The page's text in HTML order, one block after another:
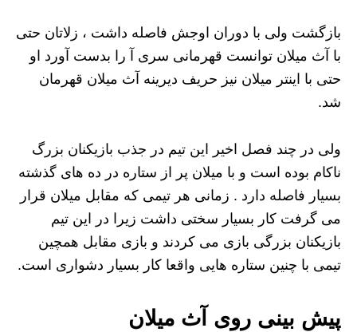
بازگشت ولی با دوران اوجش فاصله داشت ، زلاتان حتی
با آث میلان توانست قهرمانی سری آ را بدست آورد او
حتی با اینتر میلان نیز حریف دیرینه آث میلان قهرمان
شد.
ولی در چند فصل اخیر این تیم در جذب بازیکنان بزرگ
ناکام بوده است و با میلان پر از ستاره در ده های گذشته
بسیار فاصله دارد . زمانی هر تیمی که مقابل میلان قرار
می گرفت کار بسیار سختی داشت زیرا در این تیم
بازیکنان بزرگی بازی می کردند و بازی مقابل همچین
تیمی با چنین ستاره هایی واقعا کار بسیار دشواری است.
پیش بینی روی آث میلان